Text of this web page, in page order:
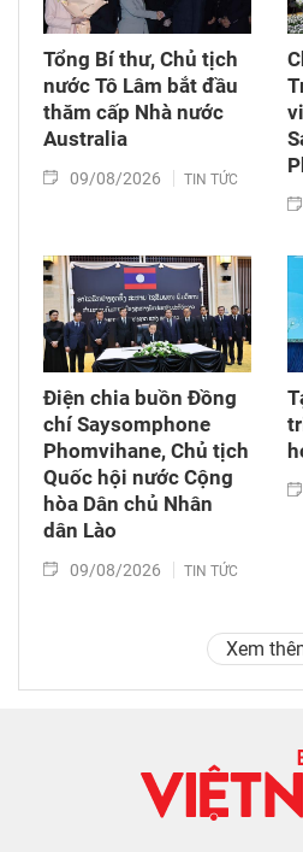
Tổng Bí thư, Chủ tịch
nước Tô Lâm bắt đầu
thăm cấp Nhà nước
Australia
09/08/2026 TIN TỨC
Điện chia buồn Đồng
chí Saysomphone
Phomvihane, Chủ tịch
Quốc hội nước Cộng
hòa Dân chủ Nhân
dân Lào
09/08/2026 TIN TỨC
Xem